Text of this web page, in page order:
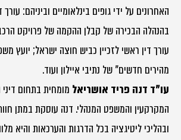
האחרונים על ידי גופים בינלאומיים וביניהם:
בהנהלה הבכירה של קבלן ההקמה של פרויקט
עורך דין ראשי לזכיין כביש חוצה ישראל; יועץ
מהירים חדשים" של נתיבי איילון ועוד.
עו"ד דנה פריד אושריאל מומחית בתחום דיני
המקרקעין והמשפט המנהלי. דנה עוסקת במתן
ובהליכי ליטיגציה בכל הדרגות והערכאות והיא